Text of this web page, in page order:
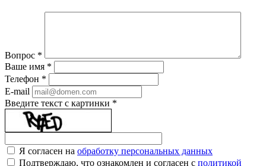
Вопрос *
Ваше имя *
Телефон *
E-mail
Введите текст с картинки *
Я согласен на обработку персональных данных
Подтверждаю, что ознакомлен и согласен с политикой